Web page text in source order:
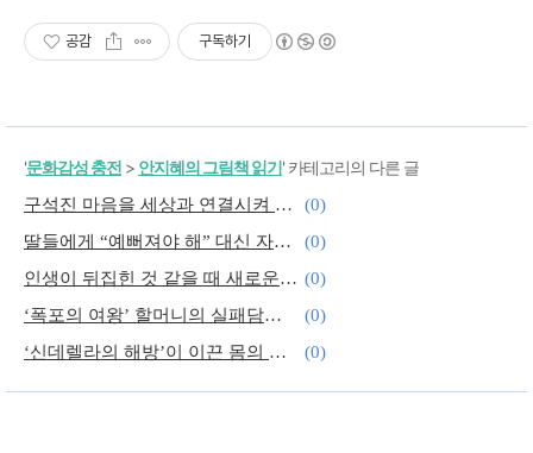
공감 구독하기
'문화감성 충전 > 안지혜의 그림책 읽기' 카테고리의 다른 글
구석진 마음을 세상과 연결시켜 봐!
(0)
딸들에게 “예뻐져야 해” 대신 자아를 탐구하라는 격려를
(0)
인생이 뒤집힌 것 같을 때 새로운 세계가 열린 건지도 몰라 (0)
‘폭포의 여왕’ 할머니의 실패담에 마음 끌리는 이유
(0)
‘신데렐라의 해방’이 이끈 몸의 해방
(0)
어둠이 지배하는 세상에서 ‘사랑한다면 이들처럼’ (0)